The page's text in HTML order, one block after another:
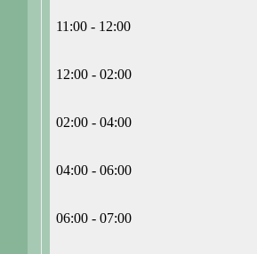
11:00 - 12:00
12:00 - 02:00
02:00 - 04:00
04:00 - 06:00
06:00 - 07:00